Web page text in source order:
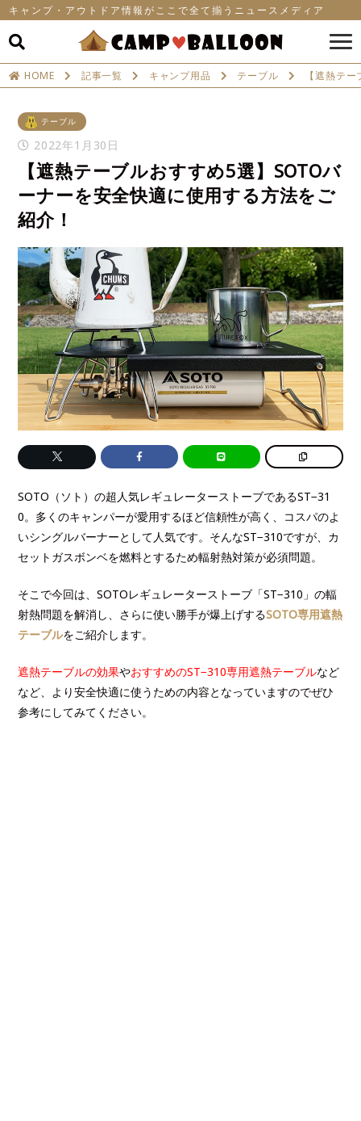
キャンプ・アウトドア情報がここで全て揃うニュースメディア
HOME 記事一覧 キャンプ用品 テーブル 【遮熱テ
テーブル
2022年1月30日
【遮熱テーブルおすすめ5選】SOTOバ
ーナーを安全快適に使用する方法をご
紹介！
SOTO（ソト）の超人気レギュレーターストーブであるST−31
0。多くのキャンパーが愛用するほど信頼性が高く、コスパのよ
いシングルバーナーとして人気です。そんなST−310ですが、カ
セットガスボンベを燃料とするため輻射熱対策が必須問題。
そこで今回は、SOTOレギュレーターストーブ「ST−310」の輻
射熱問題を解消し、さらに使い勝手が爆上げするSOTO専用遮熱
テーブルをご紹介します。
遮熱テーブルの効果やおすすめのST−310専用遮熱テーブルなど
など、より安全快適に使うための内容となっていますのでぜひ
参考にしてみてください。